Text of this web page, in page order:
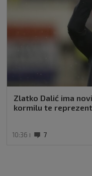
Zlatko Dalić ima
kormilu te
10:36 7